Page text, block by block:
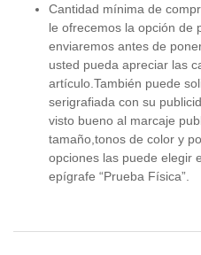
Cantidad mínima de
le ofrecemos la opción de
enviaremos antes de
usted pueda apreciar las
artículo.También puede
serigrafiada con su
visto bueno al marcaje
tamaño,tonos de color y
opciones las puede elegir
epígrafe “Prueba Física”.